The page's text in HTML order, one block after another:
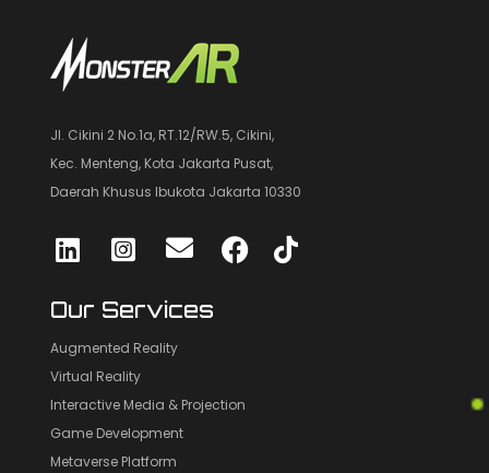
Jl. Cikini 2 No.1a, RT.12/RW.5, Cikini,
Kec. Menteng, Kota Jakarta Pusat,
Daerah Khusus Ibukota Jakarta 10330
Our Services
Augmented Reality
Virtual Reality
Interactive Media & Projection
Game Development
Metaverse Platform